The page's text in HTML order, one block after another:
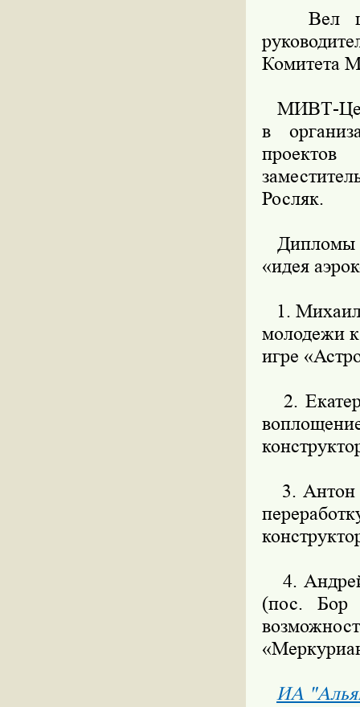
Вел
Комитета
МИВТ-
в
Росляк.
Дипломы
«идея
1. Михаил
молодежи
игре
2.
3. Антон
4.
(пос. Бор
ИА